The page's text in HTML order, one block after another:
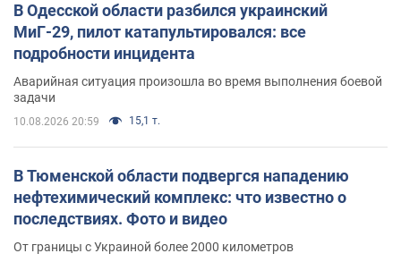
В Одесской области разбился украинский
МиГ-29, пилот катапультировался: все
подробности инцидента
Аварийная ситуация произошла во время выполнения боевой
задачи
10.08.2026 20:59 15,1 т.
В Тюменской области подвергся нападению
нефтехимический комплекс: что известно о
последствиях. Фото и видео
От границы с Украиной более 2000 километров